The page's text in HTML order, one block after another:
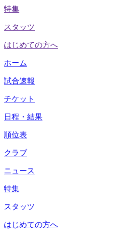
特集
スタッツ
はじめての方へ
ホーム
試合速報
チケット
日程・結果
順位表
クラブ
ニュース
特集
スタッツ
はじめての方へ